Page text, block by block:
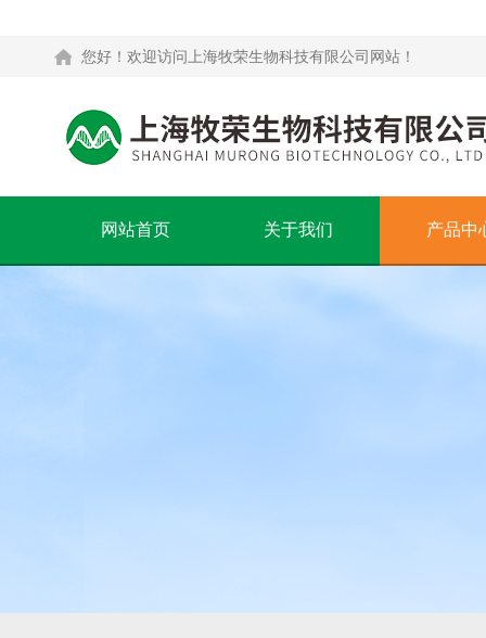
您好！欢迎访问上海牧荣生物科技有限公司网站！
网站首页 关于我们 产品中